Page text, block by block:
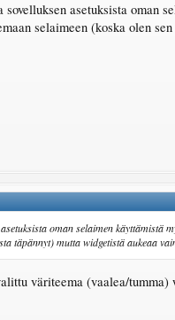
asetuksista oman
selaimeen (koska olen
oman selaimen käyttämistä
täpännyt) mutta widgetistä aukeaa
väriteema (vaalea/